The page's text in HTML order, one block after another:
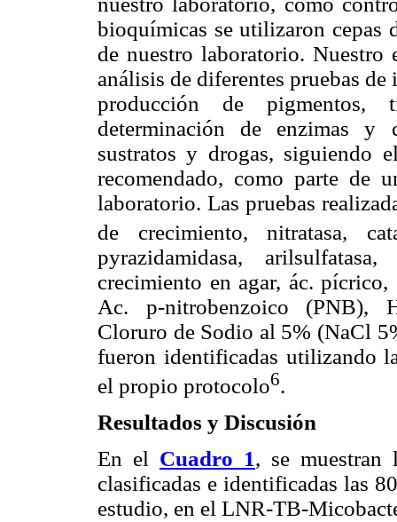
bioquímicas se utilizaron cepas
de nuestro laboratorio.
análisis de diferentes pruebas
producción de pigmentos,
determinación de enzimas y
sustratos y drogas, siguiendo
recomendado, como parte de
laboratorio. Las pruebas
de crecimiento, nitratasa,
pyrazidamidasa,
crecimiento en agar, ác.
Ac. p-nitrobenzoico (PNB),
Cloruro de Sodio al 5% (NaCl
fueron identificadas utilizando
el propio protocolo6.
Resultados y Discusión
En el Cuadro 1, se muestran
clasificadas e identificadas las
estudio, en el LNR-TB-